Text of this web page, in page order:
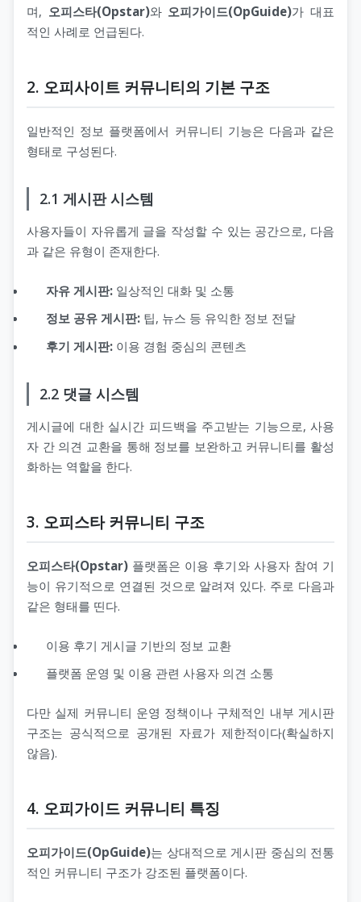
며, 오피스타(Opstar)와 오피가이드(OpGuide)가 대표
적인 사례로 언급된다.
2. 오피사이트 커뮤니티의 기본 구조
일반적인 정보 플랫폼에서 커뮤니티 기능은 다음과 같은
형태로 구성된다.
2.1 게시판 시스템
사용자들이 자유롭게 글을 작성할 수 있는 공간으로, 다음
과 같은 유형이 존재한다.
자유 게시판: 일상적인 대화 및 소통
정보 공유 게시판: 팁, 뉴스 등 유익한 정보 전달
후기 게시판: 이용 경험 중심의 콘텐츠
2.2 댓글 시스템
게시글에 대한 실시간 피드백을 주고받는 기능으로, 사용
자 간 의견 교환을 통해 정보를 보완하고 커뮤니티를 활성
화하는 역할을 한다.
3. 오피스타 커뮤니티 구조
오피스타(Opstar) 플랫폼은 이용 후기와 사용자 참여 기
능이 유기적으로 연결된 것으로 알려져 있다. 주로 다음과
같은 형태를 띤다.
이용 후기 게시글 기반의 정보 교환
플랫폼 운영 및 이용 관련 사용자 의견 소통
다만 실제 커뮤니티 운영 정책이나 구체적인 내부 게시판
구조는 공식적으로 공개된 자료가 제한적이다(확실하지
않음).
4. 오피가이드 커뮤니티 특징
오피가이드(OpGuide)는 상대적으로 게시판 중심의 전통
적인 커뮤니티 구조가 강조된 플랫폼이다.